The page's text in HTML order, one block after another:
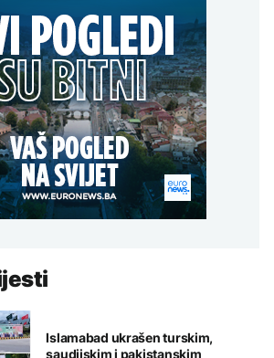
Islamabad ukrašen turskim,
saudijskim i pakistanskim